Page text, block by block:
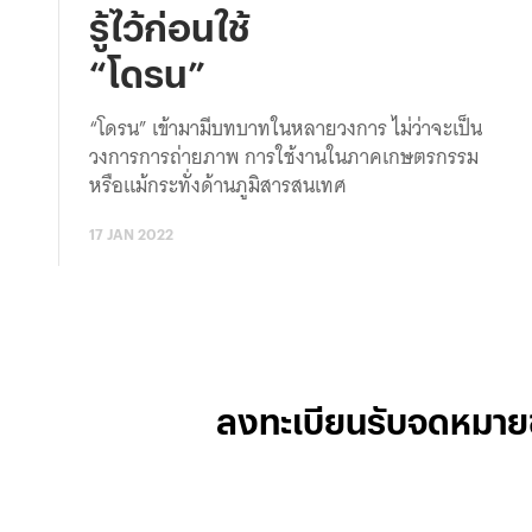
รู้ไว้ก่อนใช้
“โดรน”
“โดรน” เข้ามามีบทบาทในหลายวงการ ไม่ว่าจะเป็น
วงการการถ่ายภาพ การใช้งานในภาคเกษตรกรรม
หรือแม้กระทั่งด้านภูมิสารสนเทศ
17 JAN 2022
ลงทะเบียนรับจดหมา